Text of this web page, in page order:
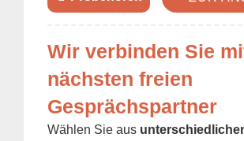
Wir verbinden Sie
nächsten freien
Gesprächspartner
Wählen Sie aus unterschiedlichen